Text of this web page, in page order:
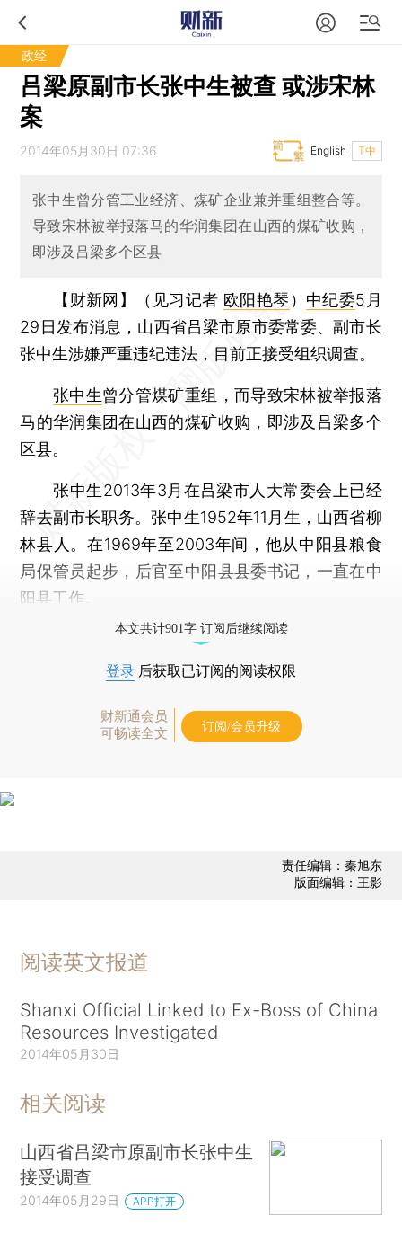
政经
吕梁原副市长张中生被查 或涉宋林
案
2014年05月30日 07:36 T中
English
张中生曾分管工业经济、煤矿企业兼并重组整合等。
导致宋林被举报落马的华润集团在山西的煤矿收购，
即涉及吕梁多个区县
【财新网】（见习记者 欧阳艳琴 ） 中纪委5月
29日发布消息，山西省吕梁市原市委常委、副市长
张中生涉嫌严重违纪违法，目前正接受组织调查。
张中生曾分管煤矿重组，而导致宋林被举报落
马的华润集团在山西的煤矿收购，即涉及吕梁多个
区县。
张中生2013年3月在吕梁市人大常委会上已经
辞去副市长职务。张中生1952年11月生，山西省柳
林县人。在1969年至2003年间，他从中阳县粮食
局保管员起步，后官至中阳县县委书记，一直在中
阳县工作。
本文共计901字 订阅后继续阅读
登录 后获取已订阅的阅读权限
财新通会员
可畅读全文
订阅/会员升级
责任编辑：秦旭东
版面编辑：王影
阅读英文报道
Shanxi Official Linked to Ex-Boss of China
Resources Investigated
2014年05月30日
相关阅读
山西省吕梁市原副市长张中生
接受调查
2014年05月29日 APP打开